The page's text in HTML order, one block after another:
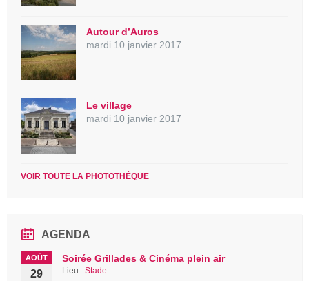
Autour d’Auros
mardi 10 janvier 2017
Le village
mardi 10 janvier 2017
VOIR TOUTE LA PHOTOTHÈQUE
AGENDA
AOÛT
29
Soirée Grillades & Cinéma plein air
Lieu : Stade